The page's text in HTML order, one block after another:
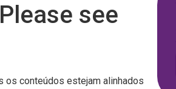
see
os conteúdos estejam alinhados